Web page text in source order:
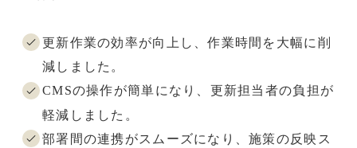
更新作業の効率が向上し、作業時間を大幅に削
減しました。
CMSの操作が簡単になり、更新担当者の負担が
軽減しました。
部署間の連携がスムーズになり、施策の反映ス